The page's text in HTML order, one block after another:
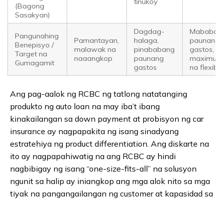
(Bagong
Sasakyan)
Pangunahing
Benepisyo /
Target na
Gumagamit
Pamantayan,
malawak na
naaangkop
Dagdag-
halaga,
pinababang
paunang
gastos
paunang
gastos,
maximum
na
Ang pag-aalok ng RCBC ng tatlong natatanging
produkto ng auto loan na may iba’t ibang
kinakailangan sa down payment at probisyon ng car
insurance ay nagpapakita ng isang sinadyang
estratehiya ng product differentiation. Ang diskarte na
ito ay nagpapahiwatig na ang RCBC ay hindi
nagbibigay ng isang “one-size-fits-all” na solusyon
ngunit sa halip ay iniangkop ang mga alok nito sa mga
tiyak na pangangailangan ng customer at kapasidad sa